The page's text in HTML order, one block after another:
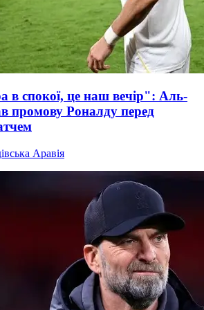
в спокої, це наш вечір": Аль-
промову Роналду перед
Аравія